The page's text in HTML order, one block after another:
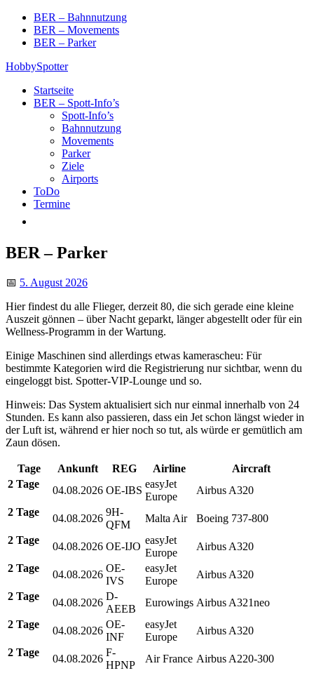
Skip
content
BER – Bahnnutzung
BER – Movements
BER – Parker
HobbySpotter
Startseite
BER – Spott-Info’s
Spott-Info’s
Bahnnutzung
Movements
Parker
Ziele
Airports
ToDo
Termine
BER – Parker
📅 5. August 2026
Hier findest du alle Flieger, derzeit 80, die sich gerade eine kleine
Auszeit gönnen – über Nacht geparkt, länger abgestellt oder für ein
Wellness-Programm in der Wartung.
Einige Maschinen sind allerdings etwas kamerascheu: Für
bestimmte Kategorien wird die Registrierung nur sichtbar, wenn du
eingeloggt bist. Spotter-VIP-Lounge und so.
Hinweis: Das System aktualisiert sich nur einmal innerhalb von 24
Stunden. Es kann also passieren, dass ein Jet schon längst wieder in
der Luft ist, während er hier noch so tut, als würde er gemütlich am
Zaun dösen.
Tage Ankunft REG Airline
Aircraft
2 Tage
04.08.2026 OE-IBS
easyJet
Europe
Airbus A320
2 Tage
04.08.2026
9H-
QFM
Malta Air
Boeing 737-800
2 Tage
04.08.2026 OE-IJO
easyJet
Europe
Airbus A320
2 Tage
04.08.2026
OE-
IVS
easyJet
Europe
Airbus A320
2 Tage
04.08.2026
D-
AEEB
Eurowings Airbus A321neo
2 Tage
04.08.2026
OE-
INF
easyJet
Europe
Airbus A320
2 Tage
04.08.2026
F-
HPNP
Air France Airbus A220-300